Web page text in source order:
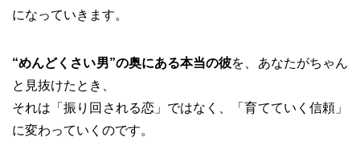
になっていきます。
“めんどくさい男”の奥にある本当の彼を、あなたがちゃん
と見抜けたとき、
それは「振り回される恋」ではなく、「育てていく信頼」
に変わっていくのです。